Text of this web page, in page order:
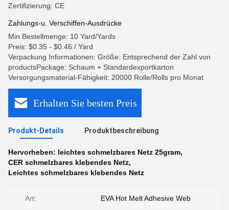
Zertifizierung: CE
Zahlungs-u. Verschiffen-Ausdrücke
Min Bestellmenge: 10 Yard/Yards
Preis: $0.35 - $0.46 / Yard
Verpackung Informationen: Größe: Entsprechend der Zahl von
productsPackage: Schaum + Standardexportkarton
Versorgungsmaterial-Fähigkeit: 20000 Rolle/Rolls pro Monat
Erhalten Sie besten Preis
Produkt-Details Produktbeschreibung
Hervorheben: leichtes schmelzbares Netz 25gram,
CER schmelzbares klebendes Netz,
Leichtes schmelzbares klebendes Netz
Art: EVA Hot Melt Adhesive Web